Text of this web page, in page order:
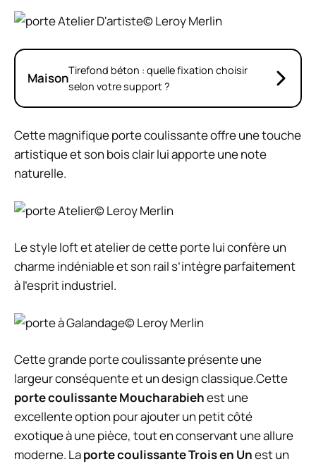
© Leroy Merlin
MaisonTirefond béton : quelle fixation choisir
selon votre support ?
Cette magnifique porte coulissante offre une touche
artistique et son bois clair lui apporte une note
naturelle.
© Leroy Merlin
Le style loft et atelier de cette porte lui confère un
charme indéniable et son rail s’intègre parfaitement
à l’esprit industriel.
© Leroy Merlin
Cette grande porte coulissante présente une
largeur conséquente et un design classique.Cette
porte coulissante Moucharabiehest une
excellente option pour ajouter un petit côté
exotique à une pièce, tout en conservant une allure
moderne. Laporte coulissante Trois en Unest un